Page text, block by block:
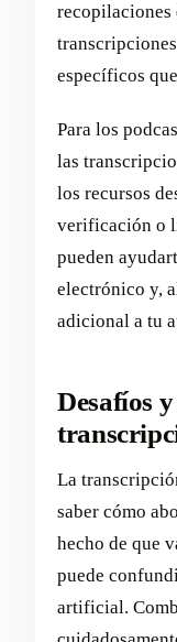
recopilaciones
específicos
Para los
las
los recursos
verificación o
pueden
electrónico y,
adicional a tu
Desafíos
La
saber cómo
hecho de que
puede
artificial.